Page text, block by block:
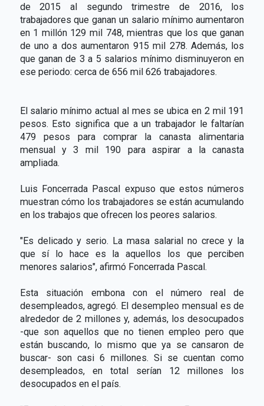
de 2015 al segundo trimestre de 2016, los
trabajadores que ganan un salario mínimo aumentaron
en 1 millón 129 mil 748, mientras que los que ganan
de uno a dos aumentaron 915 mil 278. Además, los
que ganan de 3 a 5 salarios mínimo disminuyeron en
ese periodo: cerca de 656 mil 626 trabajadores.
El salario mínimo actual al mes se ubica en 2 mil 191
pesos. Esto significa que a un trabajador le faltarían
479 pesos para comprar la canasta alimentaria
mensual y 3 mil 190 para aspirar a la canasta
ampliada.
Luis Foncerrada Pascal expuso que estos números
muestran cómo los trabajadores se están acumulando
en los trabajos que ofrecen los peores salarios.
"Es delicado y serio. La masa salarial no crece y la
que sí lo hace es la aquellos los que perciben
menores salarios", afirmó Foncerrada Pascal.
Esta situación embona con el número real de
desempleados, agregó. El desempleo mensual es de
alrededor de 2 millones y, además, los desocupados
-que son aquellos que no tienen empleo pero que
están buscando, lo mismo que ya se cansaron de
buscar- son casi 6 millones. Si se cuentan como
desempleados, en total serían 12 millones los
desocupados en el país.